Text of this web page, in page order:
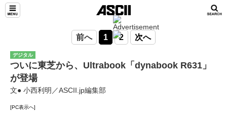
前へ 1 2 次へ
デジタル
ついに東芝から、Ultrabook「dynabook R631」
が登場
文● 小西利明／ASCII.jp編集部
[PC表示へ]